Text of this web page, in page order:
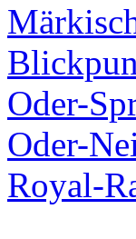
Oder-
Oder-
Royal-